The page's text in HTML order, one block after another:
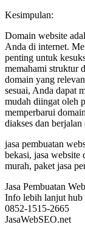
Kesimpulan:
Domain website
Anda di internet.
penting untuk
memahami struktur
domain yang
sesuai, Anda dapat
mudah diingat oleh
memperbarui
diakses dan
jasa pembuatan
bekasi, jasa website
murah, paket jasa
Jasa Pembuatan
Info lebih lanjut hub
0852-1515-2665
JasaWebSEO.net